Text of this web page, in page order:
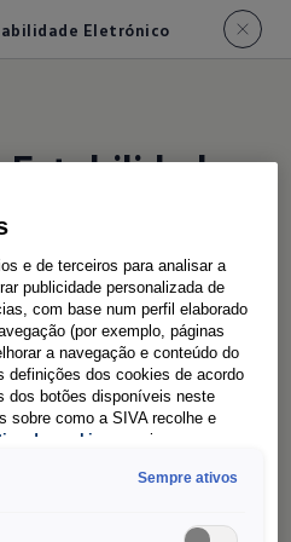
Eletrónico
rodas
a sobreviragem ou a
e de terceiros para analisar a
publicidade personalizada de
com base num perfil elaborado
(por exemplo, páginas
a navegação e conteúdo do
definições dos cookies de acordo
dos botões disponíveis neste
sobre como a SIVA recolhe e
de cookies em vigor.
Sempre ativos